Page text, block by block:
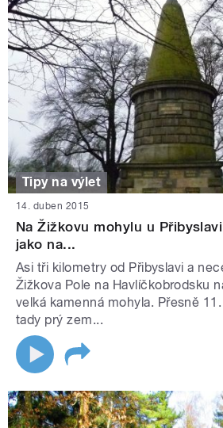
Tipy na výlet
14. duben 2015
Na Žižkovu mohylu u
jako na...
Asi tři kilometry od Přibyslavi a
Žižkova Pole na Havlíčkobrodsku
velká kamenná mohyla. Přesně
tady prý zem...